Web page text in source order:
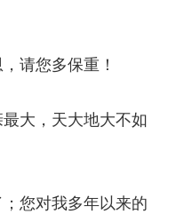
请您多保重！
大，天大地大不如
您对我多年以来的